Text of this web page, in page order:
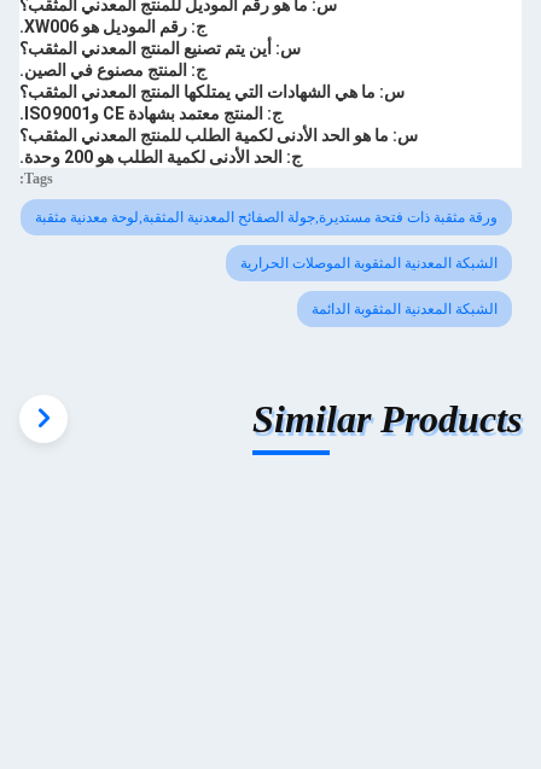
س: ما هو رقم الموديل للمنتج المعدني المثقب؟
ج: رقم الموديل هو XW006.
س: أين يتم تصنيع المنتج المعدني المثقب؟
ج: المنتج مصنوع في الصين.
س: ما هي الشهادات التي يمتلكها المنتج المعدني المثقب؟
ج: المنتج معتمد بشهادة CE وISO9001.
س: ما هو الحد الأدنى لكمية الطلب للمنتج المعدني المثقب؟
ج: الحد الأدنى لكمية الطلب هو 200 وحدة.
Tags:
ورقة مثقبة ذات فتحة مستديرة,جولة الصفائح المعدنية المثقبة,لوحة معدنية مثقبة
الشبكة المعدنية المثقوبة الموصلات الحرارية
الشبكة المعدنية المثقوبة الدائمة
Similar Products